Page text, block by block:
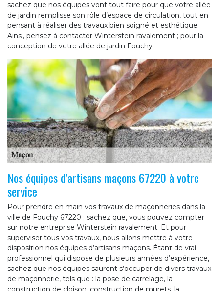
sachez que nos équipes vont tout faire pour que votre allée
de jardin remplisse son rôle d’espace de circulation, tout en
pensant à réaliser des travaux bien soigné et esthétique.
Ainsi, pensez à contacter Winterstein ravalement ; pour la
conception de votre allée de jardin Fouchy.
Nos équipes d’artisans maçons 67220 à votre
service
Pour prendre en main vos travaux de maçonneries dans la
ville de Fouchy 67220 ; sachez que, vous pouvez compter
sur notre entreprise Winterstein ravalement. Et pour
superviser tous vos travaux, nous allons mettre à votre
disposition nos équipes d’artisans maçons. Étant de vrai
professionnel qui dispose de plusieurs années d’expérience,
sachez que nos équipes sauront s’occuper de divers travaux
de maçonnerie, tels que : la pose de carrelage, la
construction de cloison, construction de murets, la